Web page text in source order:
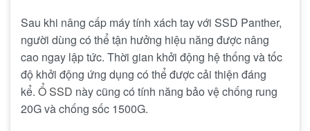
Sau khi nâng cấp máy tính xách tay với SSD Panther,
người dùng có thể tận hưởng hiệu năng được nâng
cao ngay lập tức. Thời gian khởi động hệ thống và tốc
độ khởi động ứng dụng có thể được cải thiện đáng
kể. Ổ SSD này cũng có tính năng bảo vệ chống rung
20G và chống sốc 1500G.